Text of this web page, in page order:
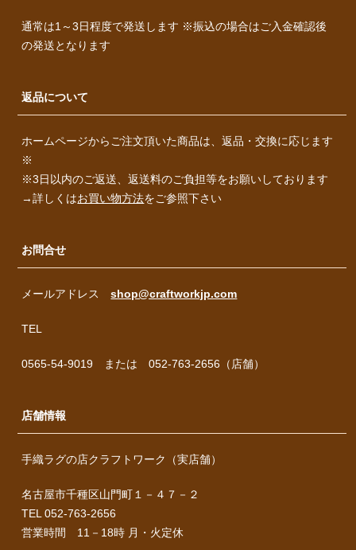
通常は1～3日程度で発送します ※振込の場合はご入金確認後
の発送となります
返品について
ホームページからご注文頂いた商品は、返品・交換に応じます
※
※3日以内のご返送、返送料のご負担等をお願いしております
→詳しくはお買い物方法をご参照下さい
お問合せ
メールアドレスshop@craftworkjp.com
TEL
0565-54-9019 または 052-763-2656（店舗）
店舗情報
手織ラグの店クラフトワーク（実店舗）
名古屋市千種区山門町１－４７－２
TEL 052-763-2656
営業時間 11－18時 月・火定休